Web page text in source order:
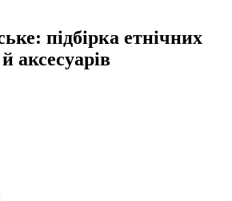
підбірка етнічних
аксесуарів